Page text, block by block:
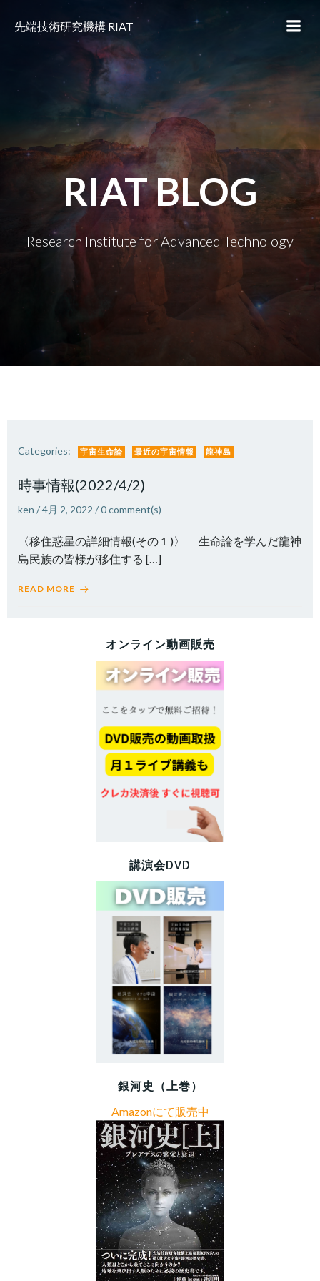
ス
キ
ッ
プ
先端技術研究機構 RIAT
RIAT BLOG
Research Institute for Advanced Technology
Categories: 宇宙生命論 最近の宇宙情報 龍神島
時事情報(2022/4/2)
ken /4月 2, 2022 /0comment(s)
〈移住惑星の詳細情報(その１)〉 生命論を学んだ龍神
島民族の皆様が移住する […]
READ MORE
オンライン動画販売
講演会DVD
銀河史（上巻）
Amazonにて販売中